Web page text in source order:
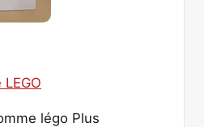
légo Plus